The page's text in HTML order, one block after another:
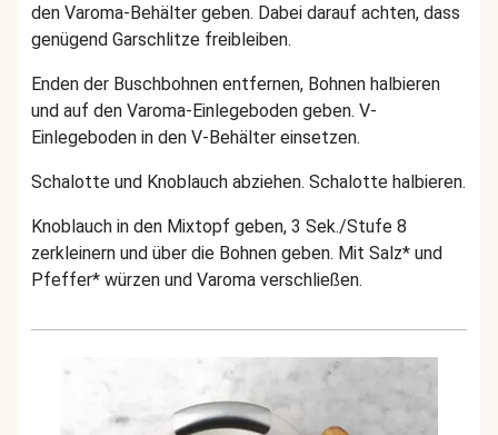
den Varoma-Behälter geben. Dabei darauf achten, dass
genügend Garschlitze freibleiben.
Enden der Buschbohnen entfernen, Bohnen halbieren
und auf den Varoma-Einlegeboden geben. V-
Einlegeboden in den V-Behälter einsetzen.
Schalotte und Knoblauch abziehen. Schalotte halbieren.
Knoblauch in den Mixtopf geben, 3 Sek./Stufe 8
zerkleinern und über die Bohnen geben. Mit Salz* und
Pfeffer* würzen und Varoma verschließen.